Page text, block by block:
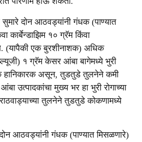
सुमारे दोन आठवड्यांनी गंधक (पाण्यात
कार्बेन्डाझिम १० ग्रॅम किंवा
(यापैकी एक बुरशीनाशक) अधिक
१ ग्रॅम केसर आंबा बागेमध्ये भुरी
हानिकारक असून, तुडतुडे तुलनेने कमी
उत्पादकांचा मुख्य भर हा भुरी रोगाच्या
तुलनेने तुडतुडे कोकणामध्ये
आठवड्यांनी गंधक (पाण्यात मिसळणारे)